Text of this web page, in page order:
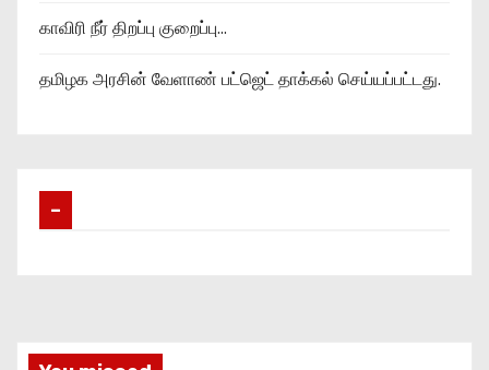
காவிரி நீர் திறப்பு குறைப்பு…
தமிழக அரசின் வேளாண் பட்ஜெட் தாக்கல் செய்யப்பட்டது.
–